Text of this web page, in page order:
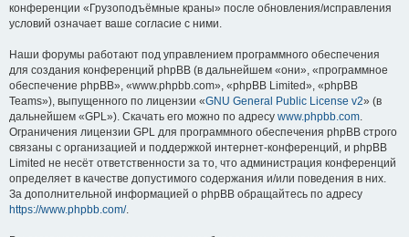
конференции «Грузоподъёмные краны» после обновления/исправления
условий означает ваше согласие с ними.
Наши форумы работают под управлением программного обеспечения
для создания конференций phpBB (в дальнейшем «они», «программное
обеспечение phpBB», «www.phpbb.com», «phpBB Limited», «phpBB
Teams»), выпущенного по лицензии «GNU General Public License v2» (в
дальнейшем «GPL»). Скачать его можно по адресу www.phpbb.com.
Ограничения лицензии GPL для программного обеспечения phpBB строго
связаны с организацией и поддержкой интернет-конференций, и phpBB
Limited не несёт ответственности за то, что администрация конференций
определяет в качестве допустимого содержания и/или поведения в них.
За дополнительной информацией о phpBB обращайтесь по адресу
https://www.phpbb.com/.